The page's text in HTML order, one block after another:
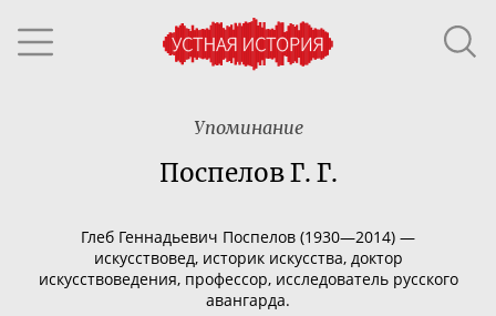
Упоминание
Поспелов Г. Г.
Глеб Геннадьевич Поспелов (1930—2014) —
искусствовед, историк искусства, доктор
искусствоведения, профессор, исследователь русского
авангарда.